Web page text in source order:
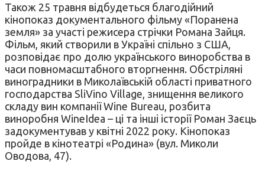
Також 25 травня відбудеться благодійний
кінопоказ документального фільму «Поранена
земля» за участі режисера стрічки Романа Зайця.
Фільм, який створили в Україні спільно з США,
розповідає про долю українського виноробства в
часи повномасштабного вторгнення. Обстріляні
виноградники в Миколаївській області приватного
господарства SliVino Village, знищення великого
складу вин компанії Wine Bureau, розбита
виноробня WineIdea – ці та інші історії Роман Заєць
задокументував у квітні 2022 року. Кінопоказ
пройде в кінотеатрі «Родина» (вул. Миколи
Оводова, 47).